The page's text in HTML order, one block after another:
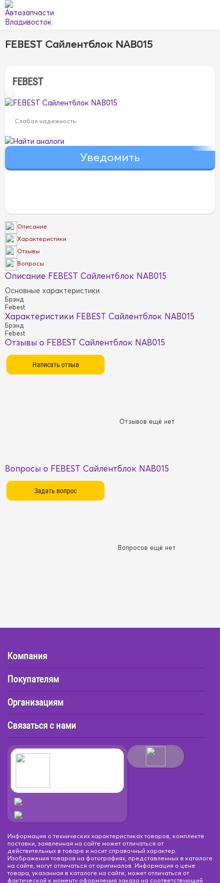
FEBEST Сайлентблок NAB015
FEBEST
Слабая надежность
Найти аналоги
Описание
Характеристики
Отзывы
Вопросы
Описание FEBEST Сайлентблок NAB015
Основные характеристики
Брэнд
Febest
Характеристики FEBEST Сайлентблок NAB015
Брэнд
Febest
Отзывы о FEBEST Сайлентблок NAB015
Отзывов ещё нет
Вопросы о FEBEST Сайлентблок NAB015
Вопросов ещё нет
Компания
Покупателям
Организациям
Связаться с нами
Информация о технических характеристиках товаров, комплекте
поставки, заявленная на сайте может отличаться от
действительных в товаре и носит справочный характер.
Изображения товаров на фотографиях, представленных в каталоге
на сайте, могут отличаться от оригиналов. Информация о цене
товара, указанная в каталоге на сайте, может отличаться от
фактической к моменту оформления заказа на соответствующий